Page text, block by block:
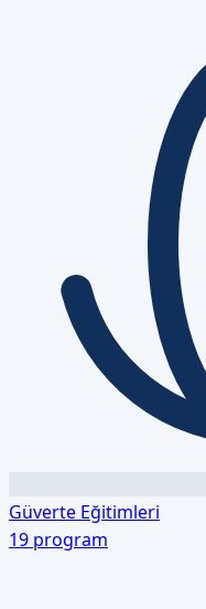
Güverte Eğitimleri
19 program